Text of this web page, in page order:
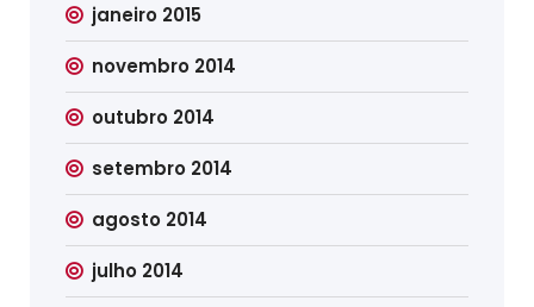
janeiro 2015
novembro 2014
outubro 2014
setembro 2014
agosto 2014
julho 2014